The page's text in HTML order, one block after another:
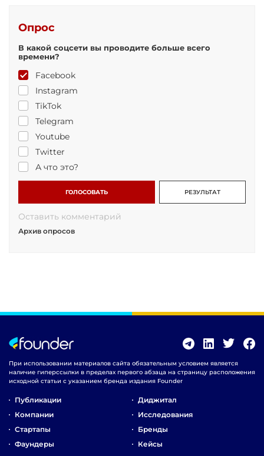
Опрос
В какой соцсети вы проводите больше всего
времени?
Facebook
Instagram
TikTok
Telegram
Youtube
Twitter
А что это?
ГОЛОСОВАТЬ РЕЗУЛЬТАТ
Оставить комментарий
Архив опросов
При использовании материалов сайта обязательным условием является
наличие гиперссылки в пределах первого абзаца на страницу расположения
исходной статьи с указанием бренда издания Founder
Публикации
Компании
Стартапы
Фаундеры
Диджитал
Исследования
Бренды
Кейсы